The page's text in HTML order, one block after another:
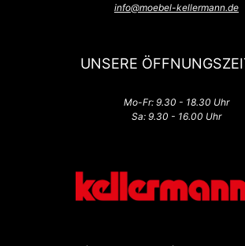
info@moebel-kellermann.de
UNSERE
Mo-Fr: 9.30 - 18.30 Uhr
Sa: 9.30 - 16.00 Uhr